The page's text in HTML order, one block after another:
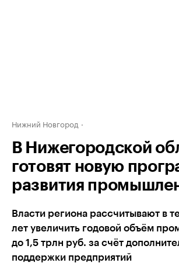
Нижний Новгород
В Нижегородской
готовят новую
развития
Власти региона рассчитывают в
лет увеличить годовой объём
до 1,5 трлн руб. за счёт
поддержки предприятий